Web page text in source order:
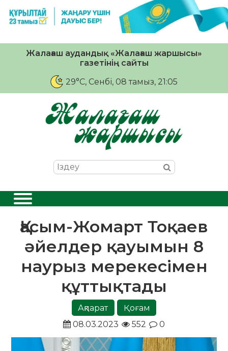
Жалағаш аудандық «Жалағаш жаршысы»
газетінің сайты
29°C, Сенбі, 08 тамыз, 21:05
Қасым-Жомарт Тоқаев
әйелдер қауымын 8
наурыз мерекесімен
құттықтады
Ақпарат
Қоғам
08.03.2023
552 0